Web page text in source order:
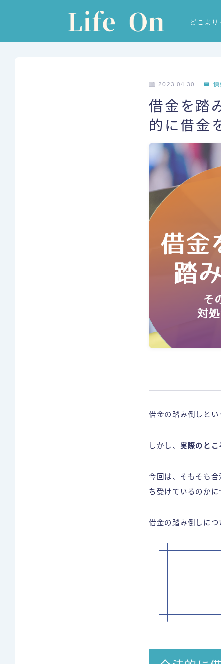
どこよ
2023.04.30 債
借金を踏
的に借金
借金の踏み倒しと
しかし、 実際のと
今回は、そもそも
ち受けているのか
借金の踏み倒しに